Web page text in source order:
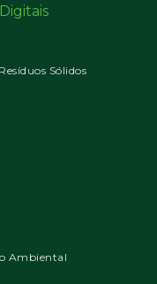
Sólidos
Ambiental